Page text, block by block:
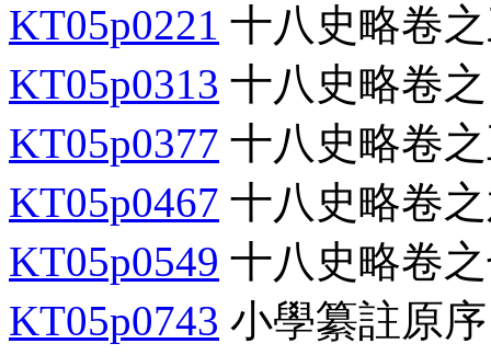
KT05p0221 十八史略卷
KT05p0313 十八史略卷
KT05p0377 十八史略卷
KT05p0467 十八史略卷
KT05p0549 十八史略卷
KT05p0743 小學纂註原序